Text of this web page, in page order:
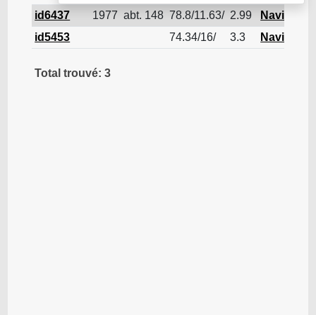
id6437
1977 abt. 148 78.8/11.63/ 2.99
Navire
id5453
74.34/16/ 3.3 Navire
Total trouvé: 3